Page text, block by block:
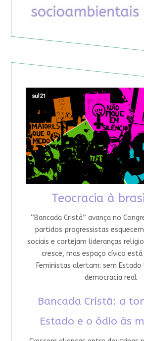
Teocracia à
“Bancada Cristã” avança no
partidos progressistas
sociais e cortejam lideranças
cresce, mas espaço cívico está
Feministas alertam: sem
democracia real
Bancada Cristã: a
Estado e o ódio às